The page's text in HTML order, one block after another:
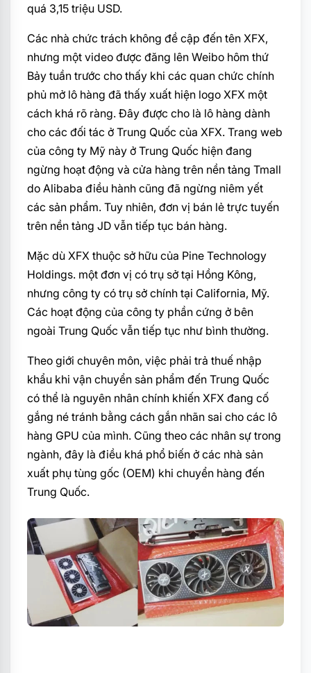
quá 3,15 triệu USD.
Các nhà chức trách không đề cập đến tên XFX,
nhưng một video được đăng lên Weibo hôm thứ
Bảy tuần trước cho thấy khi các quan chức chính
phủ mở lô hàng đã thấy xuất hiện logo XFX một
cách khá rõ ràng. Đây được cho là lô hàng dành
cho các đối tác ở Trung Quốc của XFX. Trang web
của công ty Mỹ này ở Trung Quốc hiện đang
ngừng hoạt động và cửa hàng trên nền tảng Tmall
do Alibaba điều hành cũng đã ngừng niêm yết
các sản phẩm. Tuy nhiên, đơn vị bán lẻ trực tuyến
trên nền tảng JD vẫn tiếp tục bán hàng.
Mặc dù XFX thuộc sở hữu của Pine Technology
Holdings. một đơn vị có trụ sở tại Hồng Kông,
nhưng công ty có trụ sở chính tại California, Mỹ.
Các hoạt động của công ty phần cứng ở bên
ngoài Trung Quốc vẫn tiếp tục như bình thường.
Theo giới chuyên môn, việc phải trả thuế nhập
khẩu khi vận chuyển sản phẩm đến Trung Quốc
có thể là nguyên nhân chính khiến XFX đang cố
gắng né tránh bằng cách gắn nhãn sai cho các lô
hàng GPU của mình. Cũng theo các nhân sự trong
ngành, đây là điều khá phổ biến ở các nhà sản
xuất phụ tùng gốc (OEM) khi chuyển hàng đến
Trung Quốc.